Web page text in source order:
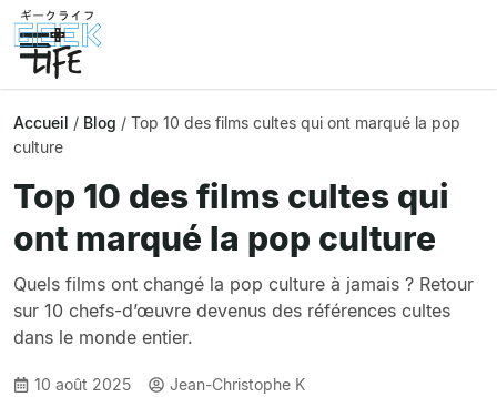
Accueil / Blog / Top 10 des films cultes qui ont marqué la pop
culture
Top 10 des films cultes qui
ont marqué la pop culture
Quels films ont changé la pop culture à jamais ? Retour
sur 10 chefs-d’œuvre devenus des références cultes
dans le monde entier.
10 août 2025 Jean-Christophe K